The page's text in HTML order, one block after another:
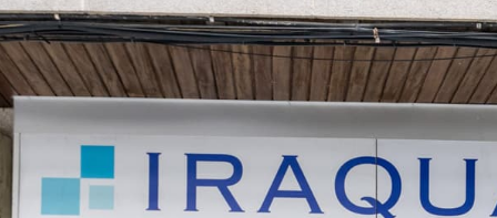
será de lunes a viernes de 9:00 a 15:00.